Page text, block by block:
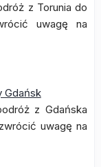
z Torunia do
uwagę na
Gdańsk
z Gdańska
uwagę na